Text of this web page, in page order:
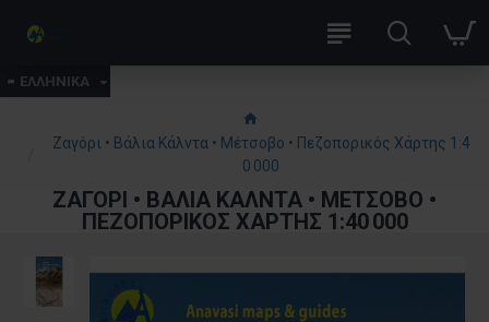
ΕΛΛΗΝΙΚΑ
Ζαγόρι • Βάλια Κάλντα • Μέτσοβο • Πεζοπορικός Χάρτης 1:4
0 000
ΖΑΓΌΡΙ • ΒΆΛΙΑ ΚΆΛΝΤΑ • ΜΈΤΣΟΒΟ •
ΠΕΖΟΠΟΡΙΚΌΣ ΧΆΡΤΗΣ 1:40 000